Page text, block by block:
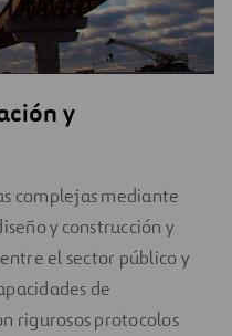
y
complejas mediante
y construcción y
el sector público y
de
rigurosos protocolos